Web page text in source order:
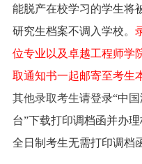
能脱产在校学习的学生将
研究生档案不调入学校。
位专业以及卓越工程师学
取通知书一起邮寄至考生
其他录取考生请登录“中
台”下载打印调档函并办
全日制考生无需打印调档